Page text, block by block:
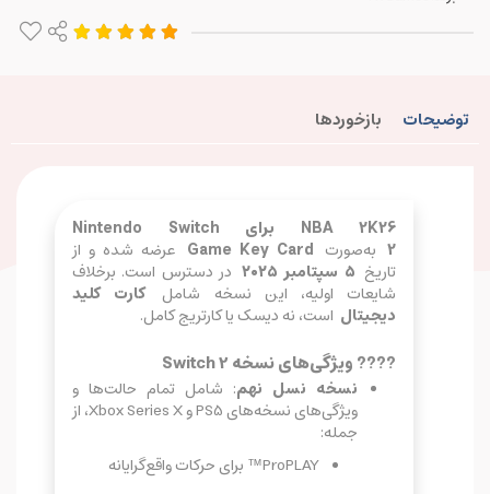
توضیحات بازخوردها
NBA 2K26 برای Nintendo Switch
2 به‌صورت Game Key Card عرضه شده و از
تاریخ ۵ سپتامبر ۲۰۲۵
در دسترس است. برخلاف
شایعات اولیه، این نسخه شامل
کارت کلید
دیجیتال است، نه دیسک یا کارتریج کامل.
???? ویژگی‌های نسخه Switch 2
نسخه نسل نهم: شامل تمام حالت‌ها و
ویژگی‌های نسخه‌های PS5 و Xbox Series X، از
جمله:
ProPLAY™ برای حرکات واقع‌گرایانه